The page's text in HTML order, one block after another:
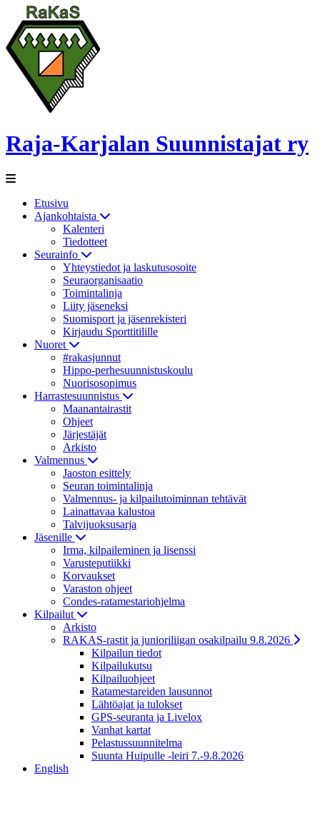
Raja-Karjalan Suunnistajat ry
Etusivu
Ajankohtaista
Kalenteri
Tiedotteet
Seurainfo
Yhteystiedot ja laskutusosoite
Seuraorganisaatio
Toimintalinja
Liity jäseneksi
Suomisport ja jäsenrekisteri
Kirjaudu Sporttitilille
Nuoret
#rakasjunnut
Hippo-perhesuunnistuskoulu
Nuorisosopimus
Harrastesuunnistus
Maanantairastit
Ohjeet
Järjestäjät
Arkisto
Valmennus
Jaoston esittely
Seuran toimintalinja
Valmennus- ja kilpailutoiminnan tehtävät
Lainattavaa kalustoa
Talvijuoksusarja
Jäsenille
Irma, kilpaileminen ja lisenssi
Varusteputiikki
Korvaukset
Varaston ohjeet
Condes-ratamestariohjelma
Kilpailut
Arkisto
RAKAS-rastit ja junioriliigan osakilpailu 9.8.2026
Kilpailun tiedot
Kilpailukutsu
Kilpailuohjeet
Ratamestareiden lausunnot
Lähtöajat ja tulokset
GPS-seuranta ja Livelox
Vanhat kartat
Pelastussuunnitelma
Suunta Huipulle -leiri 7.-9.8.2026
English